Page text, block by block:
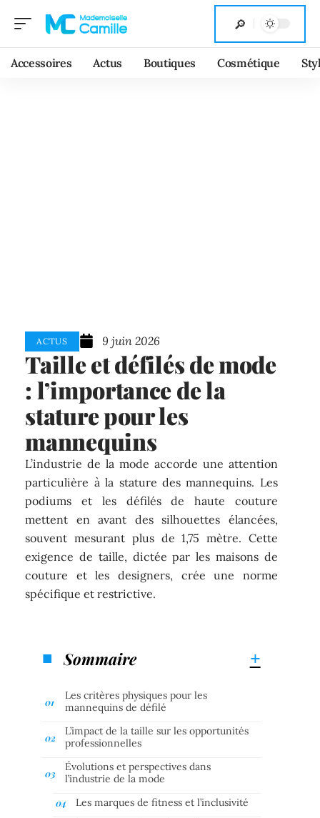
Accessoires Actus Boutiques Cosmétique
ACTUS 9 juin 2026
Taille et défilés de mode
: l’importance de la
stature pour les
mannequins
L’industrie de la mode accorde une attention
particulière à la stature des mannequins. Les
podiums et les défilés de haute couture
mettent en avant des silhouettes élancées,
souvent mesurant plus de 1,75 mètre. Cette
exigence de taille, dictée par les maisons de
couture et les designers, crée une norme
spécifique et restrictive.
Sommaire
Les critères physiques pour les
mannequins de défilé
L’impact de la taille sur les opportunités
professionnelles
Évolutions et perspectives dans
l’industrie de la mode
Les marques de fitness et l’inclusivité